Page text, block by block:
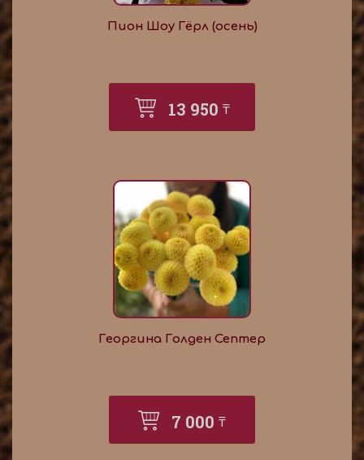
Пион Шоу Гёрл (осень)
13 950 ₸
Георгина Голден Септер
7 000 ₸